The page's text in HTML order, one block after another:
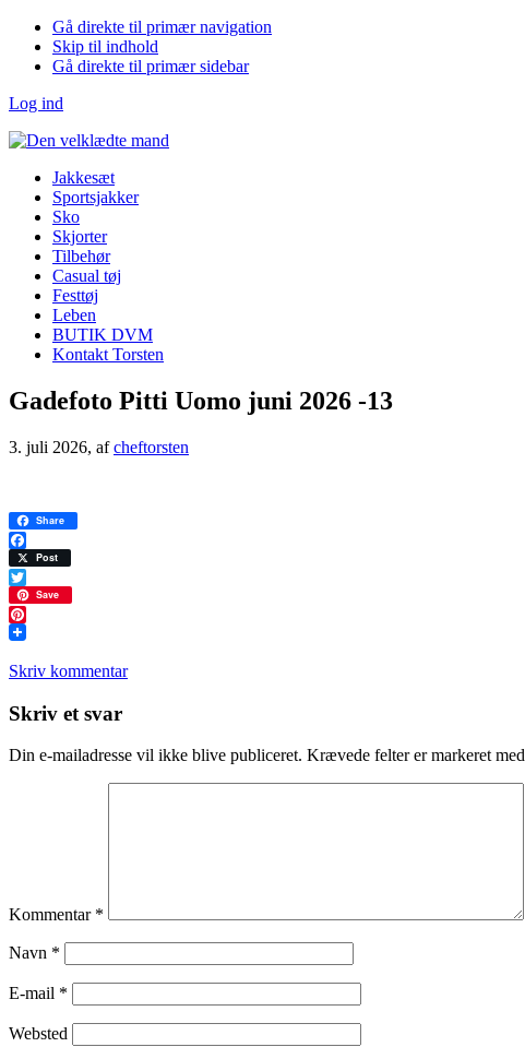
Gå direkte til primær navigation
Skip til indhold
Gå direkte til primær sidebar
Log ind
Jakkesæt
Sportsjakker
Sko
Skjorter
Tilbehør
Casual tøj
Festtøj
Leben
BUTIK DVM
Kontakt Torsten
Gadefoto Pitti Uomo juni 2026 -13
3. juli 2026, afcheftorsten
Share
Facebook
Post
Twitter
Save
Pinterest
Skriv kommentar
Læserinteraktioner
Skriv et svar
Din e-mailadresse vil ikke blive publiceret. Krævede felter er markeret med
Kommentar *
Navn *
E-mail *
Websted